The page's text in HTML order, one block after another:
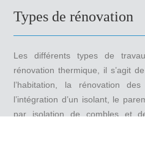
Types de rénovation
Les différents types de
rénovation thermique, il s’agit
l’habitation, la rénovation
l’intégration d’un isolant, le
par isolation de combles et